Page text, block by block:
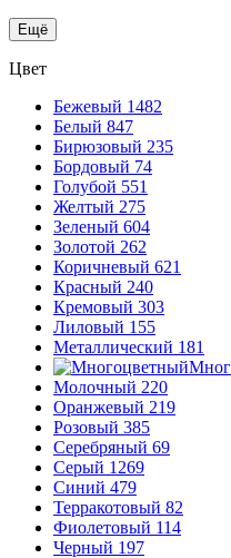
Ещё
Цвет
Бежевый 1482
Белый 847
Бирюзовый 235
Бордовый 74
Голубой 551
Желтый 275
Зеленый 604
Золотой 262
Коричневый 621
Красный 240
Кремовый 303
Лиловый 155
Металлический 181
Молочный 220
Оранжевый 219
Розовый 385
Серебряный 69
Серый 1269
Синий 479
Терракотовый 82
Фиолетовый 114
Черный 197